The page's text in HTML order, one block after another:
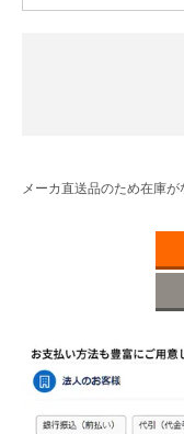
メーカ直送品のため在庫が